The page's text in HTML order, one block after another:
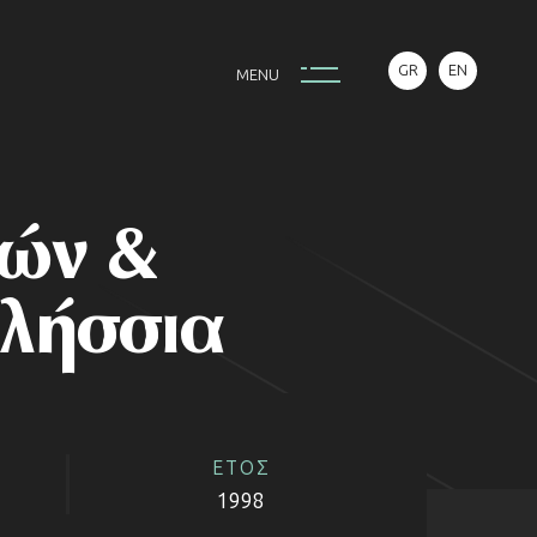
MENU GR EN
&
ΕΤΟΣ
1998